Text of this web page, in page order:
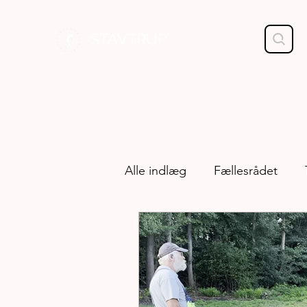
Alle indlæg Fællesrådet
Byskitse Folkehuset
Kommunikation